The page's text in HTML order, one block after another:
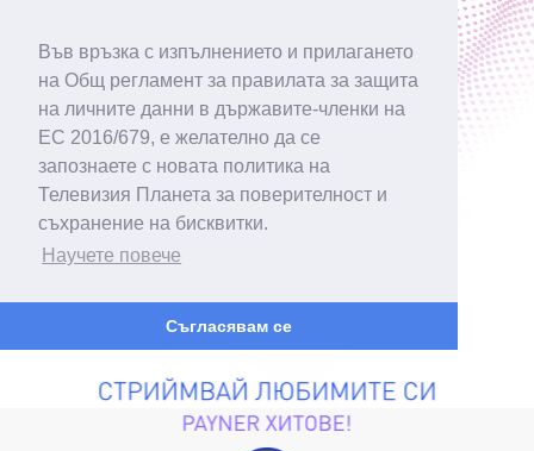
Във връзка с изпълнението и прилагането
на Общ регламент за правилата за защита
на личните данни в държавите-членки на
ЕС 2016/679, е желателно да се
запознаете с новата политика на
Телевизия Планета за поверителност и
съхранение на бисквитки.
Научете повече
Съгласявам се